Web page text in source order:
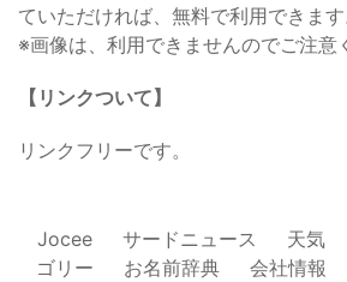
ていただければ、無料で利用できます
※画像は、利用できませんのでご注意
【リンクついて】
リンクフリーです。
Jocee サードニュース 天気
ゴリー
お名前辞典 会社情報